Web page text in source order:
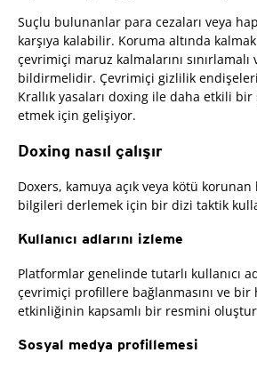
Suçlu bulunanlar para cezaları veya
karşıya kalabilir. Koruma altında
çevrimiçi maruz kalmalarını
bildirmelidir. Çevrimiçi gizlilik
Krallık yasaları doxing ile daha etkili
etmek için gelişiyor.
Doxing nasıl çalışır
Doxers, kamuya açık veya kötü
bilgileri derlemek için bir dizi taktik
Kullanıcı adlarını izleme
Platformlar genelinde tutarlı kullanıcı
çevrimiçi profillere bağlanmasını ve
etkinliğinin kapsamlı bir resmini
Sosyal medya profillemesi